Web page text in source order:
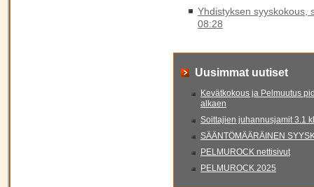
Yhdistyksen syyskokous,
08:28
Uusimmat uutiset
Kevätkokous ja Pelmuutus
alkaen
Soittajien juhannusjamit 3.1
SÄÄNTÖMÄÄRÄINEN
PELMUROCK nettisivut
PELMUROCK 2025